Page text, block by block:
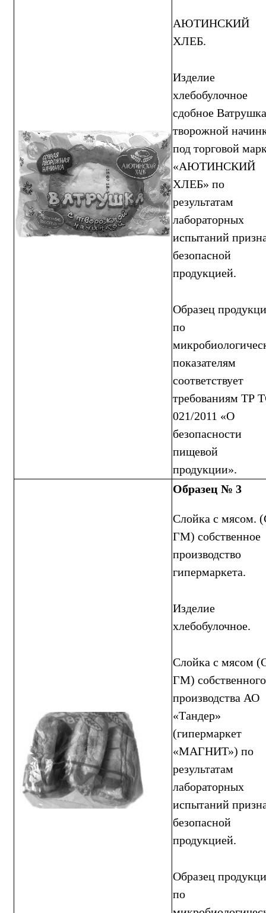
АЮТИНСКИЙ
ХЛЕБ.
Изделие
хлебобулочное
сдобное
творожной
под торговой
«АЮТИНСКИЙ
ХЛЕБ» по
результатам
лабораторных
испытаний
безопасной
продукцией.
Образец
по
показателям
соответствует
требованиям ТР
021/2011 «О
безопасности
пищевой
продукции».
Образец № 3
Слойка с мясом.
ГМ) собственное
производство
гипермаркета.
Изделие
хлебобулочное.
Слойка с мясом
ГМ) собственного
производства АО
«Тандер»
(гипермаркет
«МАГНИТ») по
результатам
лабораторных
испытаний
безопасной
продукцией.
Образец
по